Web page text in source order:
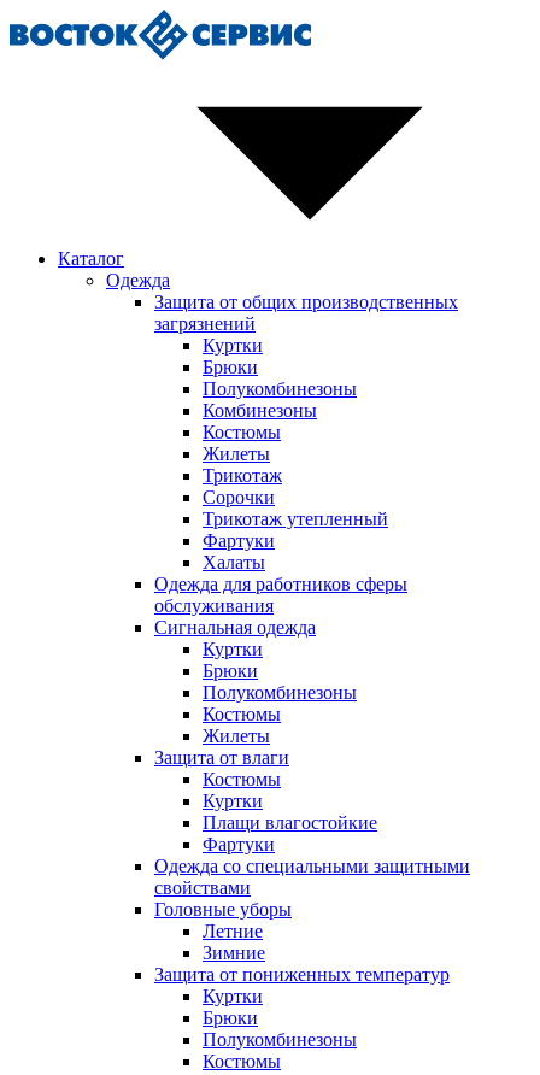
Каталог
Одежда
Защита от общих производственных
загрязнений
Куртки
Брюки
Полукомбинезоны
Комбинезоны
Костюмы
Жилеты
Трикотаж
Сорочки
Трикотаж утепленный
Фартуки
Халаты
Одежда для работников сферы
обслуживания
Сигнальная одежда
Куртки
Брюки
Полукомбинезоны
Костюмы
Жилеты
Защита от влаги
Костюмы
Куртки
Плащи влагостойкие
Фартуки
Одежда со специальными защитными
свойствами
Головные уборы
Летние
Зимние
Защита от пониженных температур
Куртки
Брюки
Полукомбинезоны
Костюмы